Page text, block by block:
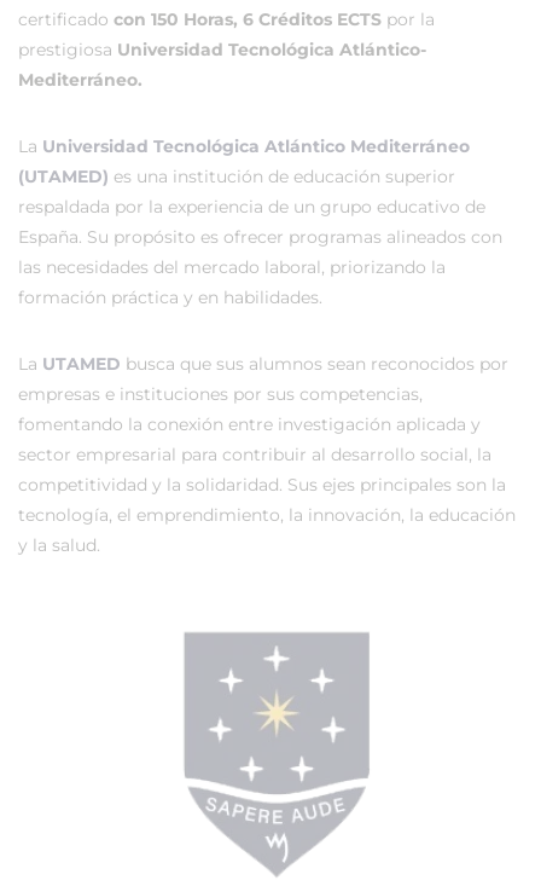
certificado con 150 Horas, 6 Créditos ECTS por la
prestigiosa Universidad Tecnológica Atlántico-
Mediterráneo.
La Universidad Tecnológica Atlántico Mediterráneo
(UTAMED) es una institución de educación superior
respaldada por la experiencia de un grupo educativo de
España. Su propósito es ofrecer programas alineados con
las necesidades del mercado laboral, priorizando la
formación práctica y en habilidades.
La UTAMED busca que sus alumnos sean reconocidos por
empresas e instituciones por sus competencias,
fomentando la conexión entre investigación aplicada y
sector empresarial para contribuir al desarrollo social, la
competitividad y la solidaridad. Sus ejes principales son la
tecnología, el emprendimiento, la innovación, la educación
y la salud.